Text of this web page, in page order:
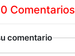
0 Comentarios
comentario